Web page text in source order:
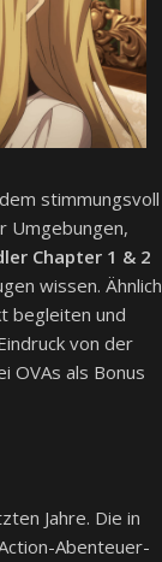
stimmungsvoll
Umgebungen,
Chapter 1 & 2
wissen. Ähnlich
begleiten und
von der
OVAs als Bonus
Jahre. Die in
Abenteuer-